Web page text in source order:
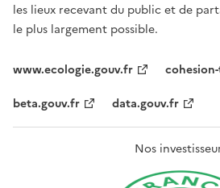
les lieux recevant du public et de
le plus largement possible.
www.ecologie.gouv.fr
beta.gouv.fr
data.gouv.fr
Nos